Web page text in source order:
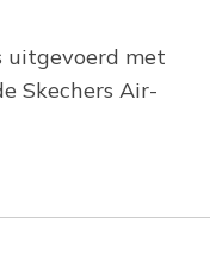
uitgevoerd met
Skechers Air-